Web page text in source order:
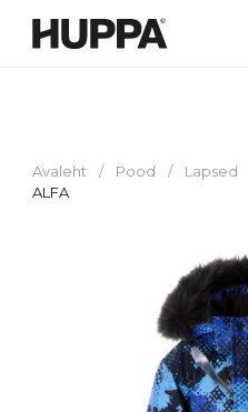
Avaleht / Pood / Lapsed
ALFA